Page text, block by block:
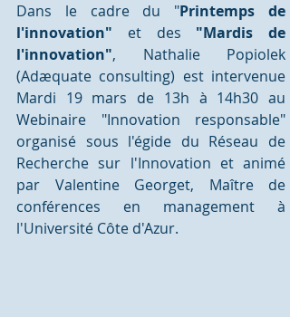
Dans le cadre du "Printemps de
l'innovation" et des "Mardis de
l'innovation", Nathalie Popiolek
(Adæquate consulting) est intervenue
Mardi 19 mars de 13h à 14h30 au
Webinaire "Innovation responsable"
organisé sous l'égide du Réseau de
Recherche sur l'Innovation et animé
par Valentine Georget, Maître de
conférences en management à
l'Université Côte d'Azur.